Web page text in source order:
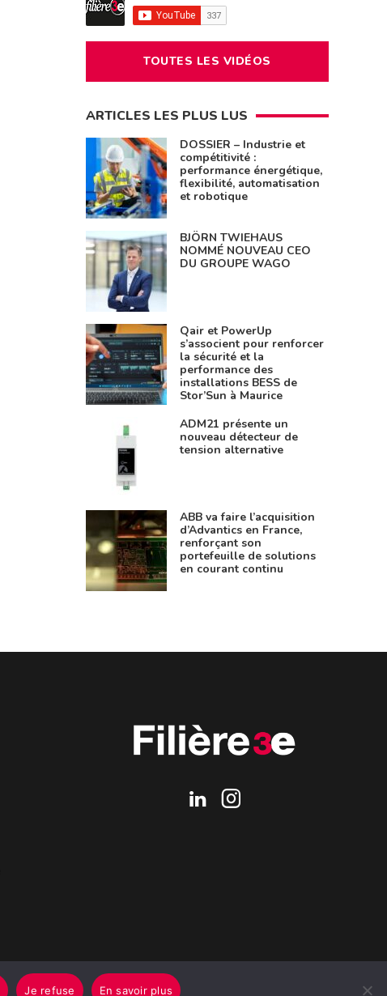
TOUTES LES VIDÉOS
ARTICLES LES PLUS LUS
DOSSIER – Industrie et
compétitivité :
performance énergétique,
flexibilité, automatisation
et robotique
BJÖRN TWIEHAUS
NOMMÉ NOUVEAU CEO
DU GROUPE WAGO
Qair et PowerUp
s’associent pour renforcer
la sécurité et la
performance des
installations BESS de
Stor’Sun à Maurice
ADM21 présente un
nouveau détecteur de
tension alternative
ABB va faire l’acquisition
d’Advantics en France,
renforçant son
portefeuille de solutions
en courant continu
Je refuse En savoir plus